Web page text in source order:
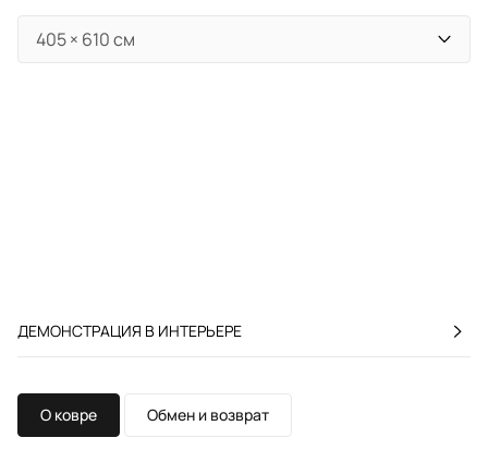
ДЕМОНСТРАЦИЯ В ИНТЕРЬЕРЕ
О ковре Обмен и возврат